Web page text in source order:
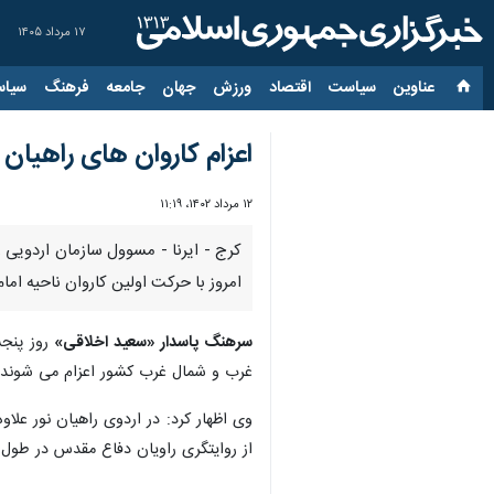
۱۷ مرداد ۱۴۰۵
عناوین‌ سیاست اقتصاد ورزش جهان جامعه فرهنگ
اعزام کاروان های
۱۲ مرداد ۱۴۰۲، ۱۱:۱۹